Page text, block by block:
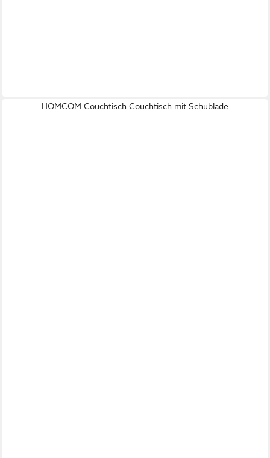
HOMCOM Couchtisch Couchtisch mit Schublade